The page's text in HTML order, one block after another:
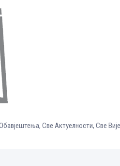
, Све Aктуелности, Све